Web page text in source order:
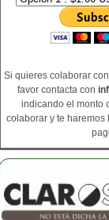
Si quieres colaborar
favor contacta con
indicando el monto
colaborar y te haremos